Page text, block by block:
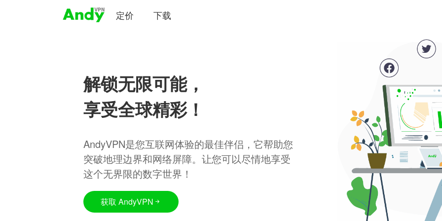
定价 下载
解锁无限可能，
享受全球精彩！
AndyVPN是您互联网体验的最佳伴侣，它帮助您
突破地理边界和网络屏障。让您可以尽情地享受
这个无界限的数字世界！
获取 AndyVPN